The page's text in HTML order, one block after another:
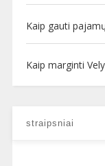
Kaip gauti
Kaip marginti
straipsniai